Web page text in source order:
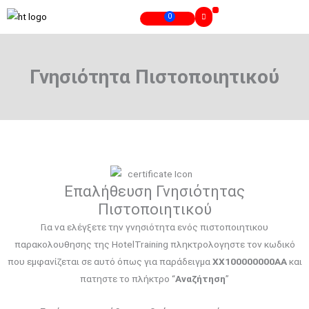
Skip
0
Cart
Γνησιότητα Πιστοποιητικού
Επαλήθευση Γνησιότητας
Πιστοποιητικού
Για να ελέγξετε την γνησιότητα ενός πιστοποιητικου
παρακολουθησης της HotelTraining πληκτρολογηστε τον κωδικό
που εμφανίζεται σε αυτό όπως για παράδειγμα XX100000000AAκαι
πατηστε το πλήκτρο “Αναζήτηση”